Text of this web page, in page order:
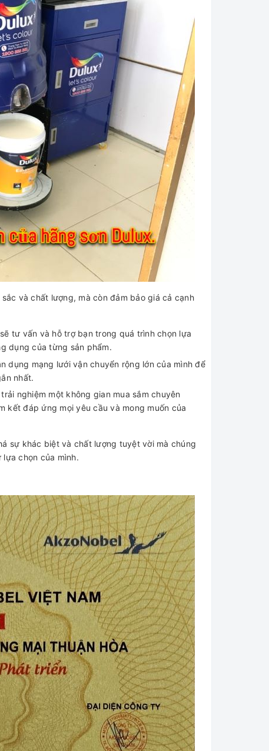
và chất lượng, mà còn đảm bảo giá cả cạnh
tư vấn và hỗ trợ bạn trong quá trình chọn lựa
dụng của từng sản phẩm.
dụng mạng lưới vận chuyển rộng lớn của mình để
nhất.
nghiệm một không gian mua sắm chuyên
kết đáp ứng mọi yêu cầu và mong muốn của
sự khác biệt và chất lượng tuyệt vời mà chúng
chọn của mình.